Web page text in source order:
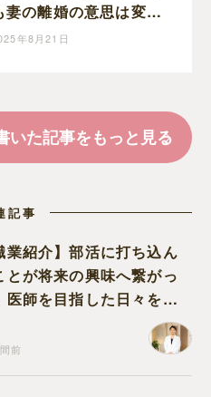
妻の離婚の意思は変わ
ない。クセ強義母に抗
年8月21日
いた記事をもっと見る
記事
業紹介】部活に打ち込ん
とが将来の興味へ繋がっ
医師を目指した日々を振
前